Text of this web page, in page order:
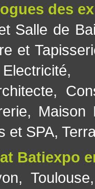
des
Salle de
et
Electricité
,
, Maison
et SPA,
Batiexpo
, Toulouse